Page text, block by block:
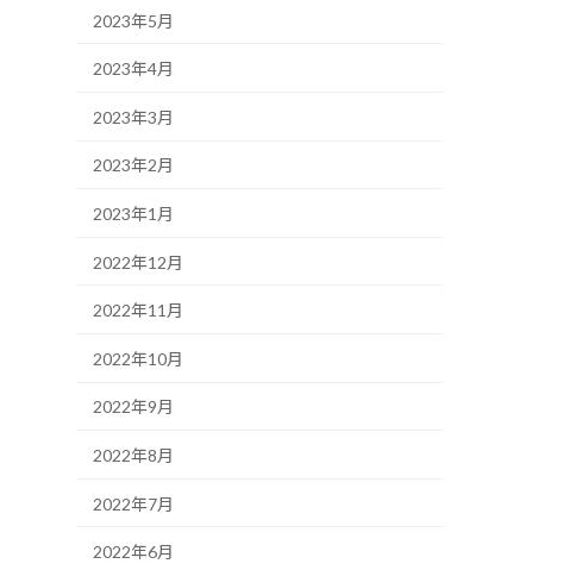
2023年5月
2023年4月
2023年3月
2023年2月
2023年1月
2022年12月
2022年11月
2022年10月
2022年9月
2022年8月
2022年7月
2022年6月